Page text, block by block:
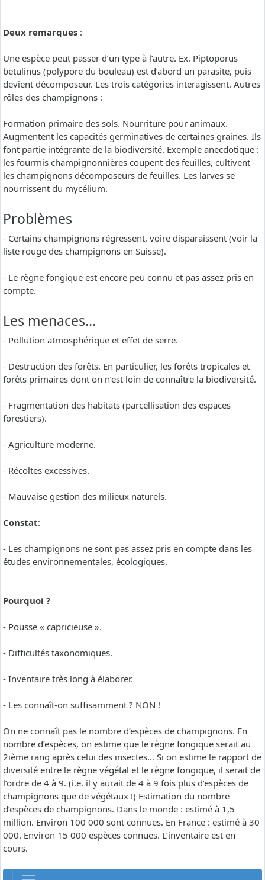
Deux remarques :
Une espèce peut passer d’un type à l’autre. Ex. Piptoporus
betulinus (polypore du bouleau) est d’abord un parasite, puis
devient décomposeur. Les trois catégories interagissent. Autres
rôles des champignons :
Formation primaire des sols. Nourriture pour animaux.
Augmentent les capacités germinatives de certaines graines. Ils
font partie intégrante de la biodiversité. Exemple anecdotique :
les fourmis champignonnières coupent des feuilles, cultivent
les champignons décomposeurs de feuilles. Les larves se
nourrissent du mycélium.
Problèmes
- Certains champignons régressent, voire disparaissent (voir la
liste rouge des champignons en Suisse).
- Le règne fongique est encore peu connu et pas assez pris en
compte.
Les menaces…
- Pollution atmosphérique et effet de serre.
- Destruction des forêts. En particulier, les forêts tropicales et
forêts primaires dont on n’est loin de connaître la biodiversité.
- Fragmentation des habitats (parcellisation des espaces
forestiers).
- Agriculture moderne.
- Récoltes excessives.
- Mauvaise gestion des milieux naturels.
Constat:
- Les champignons ne sont pas assez pris en compte dans les
études environnementales, écologiques.
Pourquoi ?
- Pousse « capricieuse ».
- Difficultés taxonomiques.
- Inventaire très long à élaborer.
- Les connaît-on suffisamment ? NON !
On ne connaît pas le nombre d’espèces de champignons. En
nombre d’espèces, on estime que le règne fongique serait au
2ième rang après celui des insectes… Si on estime le rapport de
diversité entre le règne végétal et le règne fongique, il serait de
l’ordre de 4 à 9. (i.e. il y aurait de 4 à 9 fois plus d’espèces de
champignons que de végétaux !) Estimation du nombre
d’espèces de champignons. Dans le monde : estimé à 1,5
million. Environ 100 000 sont connues. En France : estimé à 30
000. Environ 15 000 espèces connues. L’inventaire est en
cours.